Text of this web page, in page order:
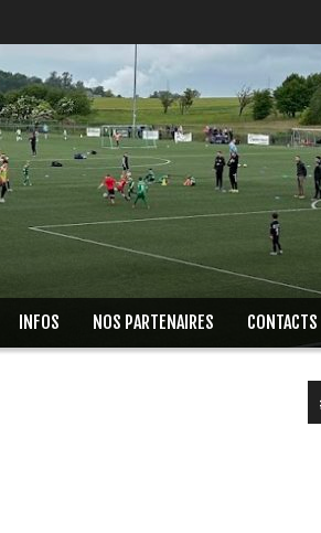
INFOS NOS PARTENAIRES CONTACTS